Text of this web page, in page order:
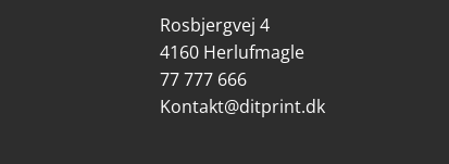
Rosbjergvej 4
4160 Herlufmagle
77 777 666
Kontakt@ditprint.dk